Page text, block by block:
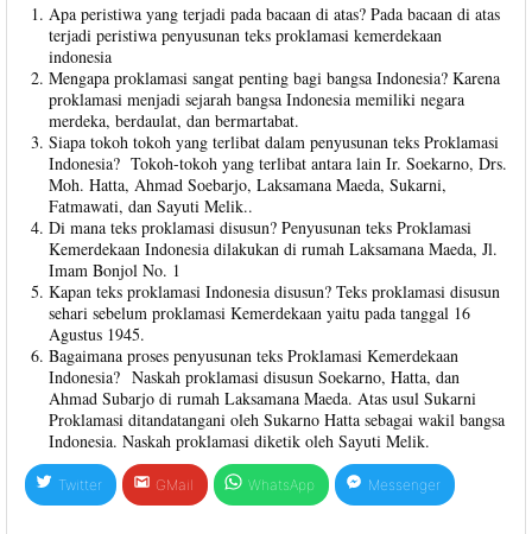
Apa peristiwa yang terjadi pada bacaan di atas? Pada bacaan di atas
terjadi peristiwa penyusunan teks proklamasi kemerdekaan
indonesia
Mengapa proklamasi sangat penting bagi bangsa Indonesia? Karena
proklamasi menjadi sejarah bangsa Indonesia memiliki negara
merdeka, berdaulat, dan bermartabat.
Siapa tokoh tokoh yang terlibat dalam penyusunan teks Proklamasi
Indonesia? Tokoh-tokoh yang terlibat antara lain Ir. Soekarno, Drs.
Moh. Hatta, Ahmad Soebarjo, Laksamana Maeda, Sukarni,
Fatmawati, dan Sayuti Melik..
Di mana teks proklamasi disusun? Penyusunan teks Proklamasi
Kemerdekaan Indonesia dilakukan di rumah Laksamana Maeda, Jl.
Imam Bonjol No. 1
Kapan teks proklamasi Indonesia disusun? Teks proklamasi disusun
sehari sebelum proklamasi Kemerdekaan yaitu pada tanggal 16
Agustus 1945.
Bagaimana proses penyusunan teks Proklamasi Kemerdekaan
Indonesia? Naskah proklamasi disusun Soekarno, Hatta, dan
Ahmad Subarjo di rumah Laksamana Maeda. Atas usul Sukarni
Proklamasi ditandatangani oleh Sukarno Hatta sebagai wakil bangsa
Indonesia. Naskah proklamasi diketik oleh Sayuti Melik.
Twitter GMail WhatsApp Messenger